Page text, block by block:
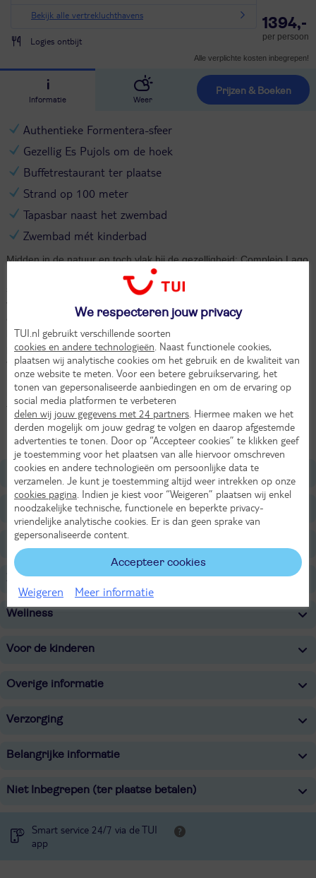
Bekijk alle vertrekluchthavens
Logies ontbijt
1394,-
per persoon
Alle verplichte kosten inbegrepen!
Informatie Weer
Prijzen & Boeken
Authentieke Formentera-sfeer
Gezellig Es Pujols om de hoek
Buffetrestaurant ter plaatse
Strand op 100 meter
Tapasbar naast het zwembad
Zwembad mét kinderbad
Midden in de natuur en toch vlak bij de gezelligheid: Complejo Lago
Playa op Formentera heeft het allebei. Omringd door pijnbomen en
sabinas wandel je in een paar stappen naar het prachtige strand
van Sa Roqueta, terwijl het levendige Es Pujols om de hoek ligt. Het
complex bestaat uit verschillende gebouwen: van hotel en hostal tot
bungalows en appartementen, dus er is altijd een verblijf dat bij je
past. Ontspannen doe je aan het zwembad, met aparte zones voor
volwassenen en kinderen, plus een speeltuin voor de kleintjes. In
het buffetrestaurant smul je van allerlei lekkers, en bij de tapasbar
naast het zwembad proef je echte Spaanse hapjes met een zomers
tintje. Dankzij de ligging in natuurpark Las Salinas is Complejo Lago
Playa dé plek om te genieten van zon, zee en de rust van
Formentera.
Ligging
Faciliteiten
Restaurants/Bars
Zwembaden
Wellness
Voor de kinderen
Overige informatie
Verzorging
Belangrijke informatie
Niet Inbegrepen (ter plaatse betalen)
Smart service 24/7 via de TUI
app
We respecteren jouw privacy
TUI.nl gebruikt verschillende soorten
cookies en andere technologieën . Naast functionele cookies,
plaatsen wij analytische cookies om het gebruik en de kwaliteit van
onze website te meten. Voor een betere gebruikservaring, het
tonen van gepersonaliseerde aanbiedingen en om de ervaring op
social media platformen te verbeteren
delen wij jouw gegevens met 24 partners . Hiermee maken we het
derden mogelijk om jouw gedrag te volgen en daarop afgestemde
advertenties te tonen. Door op “Accepteer cookies” te klikken geef
je toestemming voor het plaatsen van alle hiervoor omschreven
cookies en andere technologieën om persoonlijke data te
verzamelen. Je kunt je toestemming altijd weer intrekken op onze
cookies pagina . Indien je kiest voor “Weigeren” plaatsen wij enkel
noodzakelijke technische, functionele en beperkte privacy-
vriendelijke analytische cookies. Er is dan geen sprake van
gepersonaliseerde content.
Accepteer cookies
Weigeren Meer informatie